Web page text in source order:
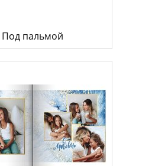
Под пальмой